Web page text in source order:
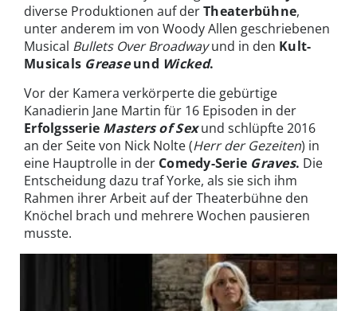
diverse Produktionen auf derTheaterbühne,
unter anderem im von Woody Allen geschriebenen
Musical Bullets Over Broadwayund in den Kult-
Musicals Greaseund Wicked.
Vor der Kamera verkörperte die gebürtige
Kanadierin Jane Martin für 16 Episoden in der
Erfolgsserie Masters of Sexund schlüpfte 2016
an der Seite von Nick Nolte (Herr der Gezeiten) in
eine Hauptrolle in der Comedy-Serie Graves. Die
Entscheidung dazu traf Yorke, als sie sich ihm
Rahmen ihrer Arbeit auf der Theaterbühne den
Knöchel brach und mehrere Wochen pausieren
musste.